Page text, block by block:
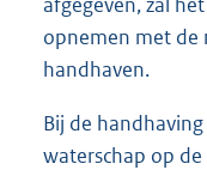
opnemen met de
handhaven.
Bij de
waterschap op